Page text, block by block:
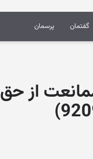
گفتمان پرسمان
از